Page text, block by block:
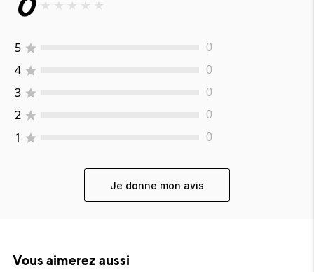
★ ★ ★ ★ ★
5 0
4 0
3 0
2 0
1 0
Je donne mon avis
Vous aimerez aussi